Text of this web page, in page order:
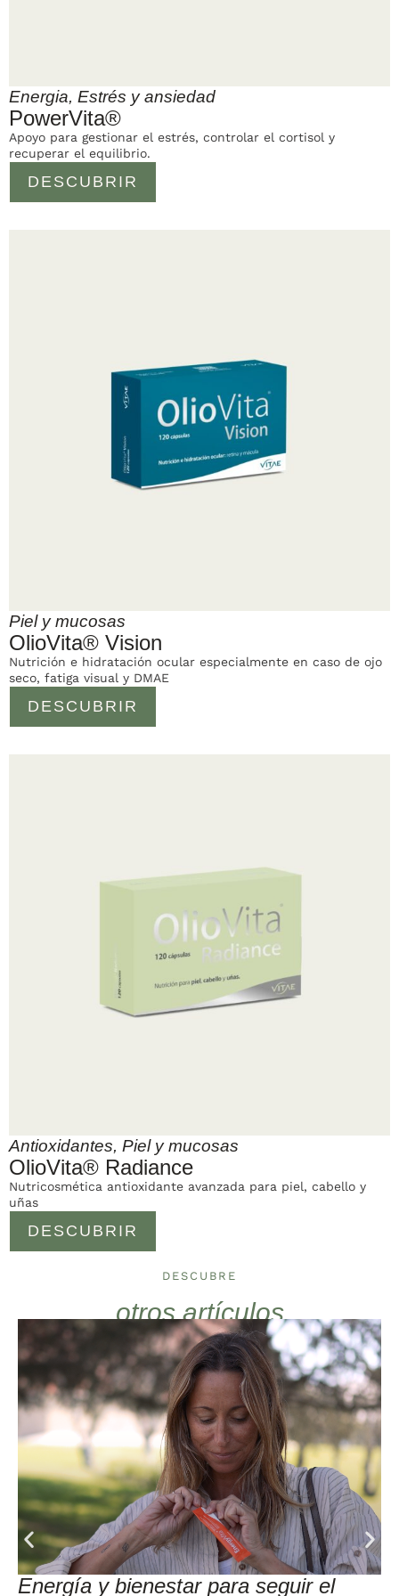
Energia, Estrés y ansiedad
PowerVita®
DESCUBRIR
Apoyo para gestionar el estrés, controlar el cortisol y
recuperar el equilibrio.
Piel y mucosas
OlioVita® Vision
DESCUBRIR
Nutrición e hidratación ocular especialmente en caso de ojo
seco, fatiga visual y DMAE
Antioxidantes, Piel y mucosas
OlioVita® Radiance
DESCUBRIR
Nutricosmética antioxidante avanzada para piel, cabello y
uñas
DESCUBRE
otros artículos
Energía y bienestar para seguir el